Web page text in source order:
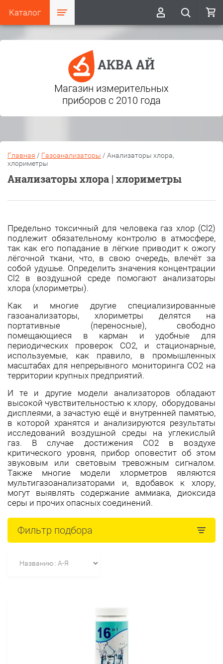
Каталог
АКВА АЙ
Магазин измерительных
приборов с 2010 года
Главная / Газоанализаторы / Анализаторы хлора,
хлориметры
Анализаторы хлора | хлориметры
Предельно токсичный для человека газ хлор (Cl2)
подлежит обязательному контролю в атмосфере,
так как его попадание в лёгкие приводит к ожогу
лёгочной ткани, что, в свою очередь, влечёт за
собой удушье. Определить значения концентрации
Cl2 в воздушной среде помогают анализаторы
хлора (хлориметры).
Как и многие другие специализированные
газоанализаторы, хлориметры делятся на
портативные (переносные), свободно
помещающиеся в карман и удобные для
периодических проверок СО2, и стационарные,
используемые, как правило, в промышленных
масштабах для непрерывного мониторинга СО2 на
территории крупных предприятий.
И те и другие модели анализаторов обладают
высокой чувствительностью к хлору, оборудованы
дисплеями, а зачастую ещё и внутренней памятью,
в которой хранятся и анализируются результаты
исследований воздушной среды на углекислый
газ. В случае достижения СО2 в воздухе
критического уровня, прибор оповестит об этом
звуковым или световым тревожным сигналом.
Также многие модели хлорметров являются
мультигазоанализаторами и, вдобавок к хлору,
могут выявлять содержание аммиака, диоксида
серы и прочих опасных соединений.
Фильтр подбора